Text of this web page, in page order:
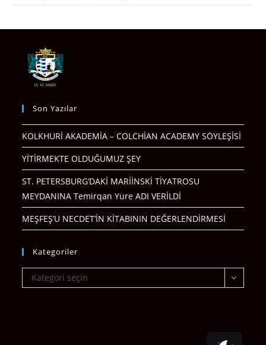
Son Yazılar
KOLKHURİ AKADEMİA – COLCHİAN ACADEMY SÖYLEŞİSİ
YİTİRMEKTE OLDUĞUMUZ ŞEY
ST. PETERSBURG’DAKİ MARİİNSKİ TİYATROSU
MEYDANINA Temirqan Yure ADI VERİLDİ
MEŞFEŞ’U NECDET’İN KİTABININ DEĞERLENDİRMESİ
Kategoriler
Kategoriler
Kategori seçin